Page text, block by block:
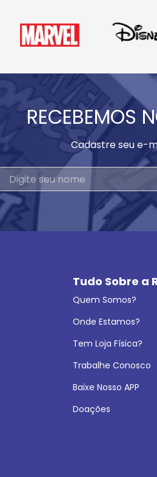
RECEBEMOS
Cadastre seu e-
Tudo Sobre a
Quem Somos?
Onde Estamos?
Tem Loja Física?
Trabalhe Conosco
Baixe Nosso APP
Doações